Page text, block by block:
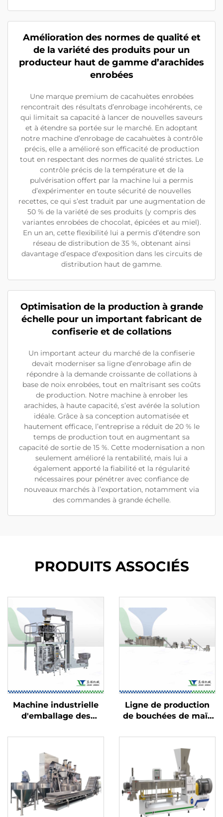
Amélioration des normes de qualité et
de la variété des produits pour un
producteur haut de gamme d’arachides
enrobées
Une marque premium de cacahuètes enrobées
rencontrait des résultats d’enrobage incohérents, ce
qui limitait sa capacité à lancer de nouvelles saveurs
et à étendre sa portée sur le marché. En adoptant
notre machine d’enrobage de cacahuètes à contrôle
précis, elle a amélioré son efficacité de production
tout en respectant des normes de qualité strictes. Le
contrôle précis de la température et de la
pulvérisation offert par la machine lui a permis
d’expérimenter en toute sécurité de nouvelles
recettes, ce qui s’est traduit par une augmentation de
50 % de la variété de ses produits (y compris des
variantes enrobées de chocolat, épicées et au miel).
En un an, cette flexibilité lui a permis d’étendre son
réseau de distribution de 35 %, obtenant ainsi
davantage d’espace d’exposition dans les circuits de
distribution haut de gamme.
Optimisation de la production à grande
échelle pour un important fabricant de
confiserie et de collations
Un important acteur du marché de la confiserie
devait moderniser sa ligne d’enrobage afin de
répondre à la demande croissante de collations à
base de noix enrobées, tout en maîtrisant ses coûts
de production. Notre machine à enrober les
arachides, à haute capacité, s’est avérée la solution
idéale. Grâce à sa conception automatisée et
hautement efficace, l’entreprise a réduit de 20 % le
temps de production tout en augmentant sa
capacité de sortie de 15 %. Cette modernisation a non
seulement amélioré la rentabilité, mais lui a
également apporté la fiabilité et la régularité
nécessaires pour pénétrer avec confiance de
nouveaux marchés à l’exportation, notamment via
des commandes à grande échelle.
PRODUITS ASSOCIÉS
Machine industrielle
d'emballage des
Ligne de production
de bouchées de maïs